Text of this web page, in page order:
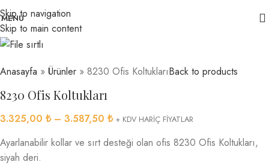
Skip to navigation
Skip to main content
MENU
Anasayfa » Ürünler » 8230 Ofis KoltuklarıBack to products
8230 Ofis Koltukları
3.325,00 ₺ – 3.587,50 ₺ + KDV HARİÇ FİYATLAR
Ayarlanabilir kollar ve sırt desteği olan ofis 8230 Ofis Koltukları,
siyah deri.